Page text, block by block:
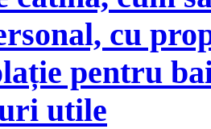
cu
pentru
utile